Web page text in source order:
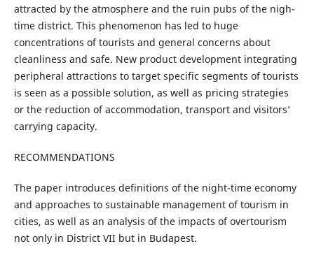
attracted by the atmosphere and the ruin pubs of the nigh-
time district. This phenomenon has led to huge
concentrations of tourists and general concerns about
cleanliness and safe. New product development integrating
peripheral attractions to target specific segments of tourists
is seen as a possible solution, as well as pricing strategies
or the reduction of accommodation, transport and visitors’
carrying capacity.
RECOMMENDATIONS
The paper introduces definitions of the night-time economy
and approaches to sustainable management of tourism in
cities, as well as an analysis of the impacts of overtourism
not only in District VII but in Budapest.